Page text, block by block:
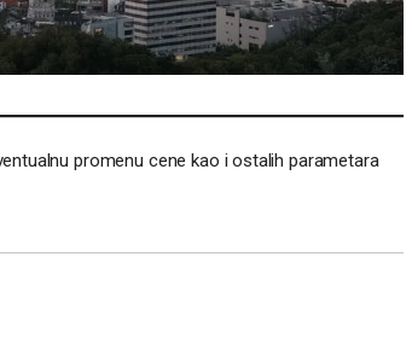
promenu cene kao i ostalih parametara